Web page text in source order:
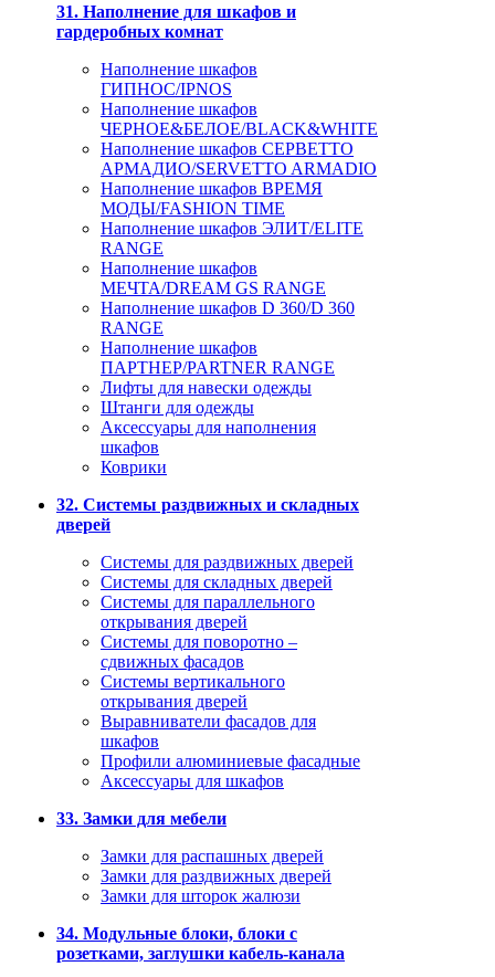
31. Наполнение для шкафов и
гардеробных комнат
Наполнение шкафов
ГИПНОС/IPNOS
Наполнение шкафов
ЧЕРНОЕ&БЕЛОЕ/BLACK&WHITE
Наполнение шкафов СЕРВЕТТО
АРМАДИО/SERVETTO ARMADIO
Наполнение шкафов ВРЕМЯ
МОДЫ/FASHION TIME
Наполнение шкафов ЭЛИТ/ELITE
RANGE
Наполнение шкафов
МЕЧТА/DREAM GS RANGE
Наполнение шкафов D 360/D 360
RANGE
Наполнение шкафов
ПАРТНЕР/PARTNER RANGE
Лифты для навески одежды
Штанги для одежды
Аксессуары для наполнения
шкафов
Коврики
32. Системы раздвижных и складных
дверей
Системы для раздвижных дверей
Системы для складных дверей
Системы для параллельного
открывания дверей
Системы для поворотно –
сдвижных фасадов
Системы вертикального
открывания дверей
Выравниватели фасадов для
шкафов
Профили алюминиевые фасадные
Аксессуары для шкафов
33. Замки для мебели
Замки для распашных дверей
Замки для раздвижных дверей
Замки для шторок жалюзи
34. Модульные блоки, блоки с
розетками, заглушки кабель-канала